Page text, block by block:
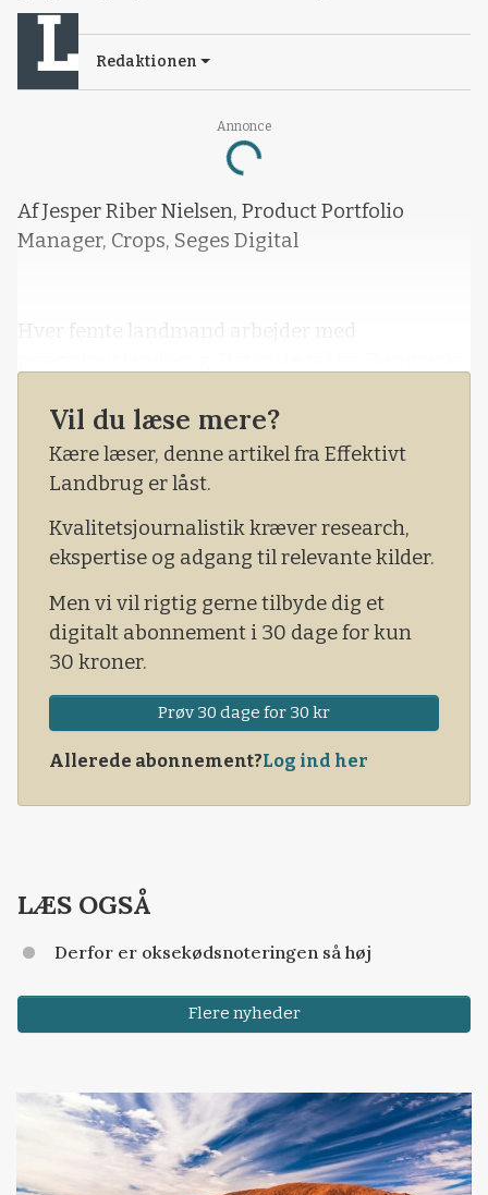
Annonce
Loading...
Redaktionen
Af Jesper Riber Nielsen, Product Portfolio
Manager, Crops, Seges Digital
Hver femte landmand arbejder med
rigtig glade for, at udviklingen går i dén
retning.
Men vi mangler at få det store flertal af
landmændene med på den digitale rejse, og
tallene viste også, at mindre end 5 procent af
Vil du læse mere?
Kære læser, denne artikel fra Effektivt
Landbrug er låst.
Kvalitetsjournalistik kræver research,
ekspertise og adgang til relevante kilder.
Men vi vil rigtig gerne tilbyde dig et
digitalt abonnement i 30 dage for kun
30 kroner.
Prøv 30 dage for 30 kr
Allerede abonnement?Log ind her
LÆS OGSÅ
Derfor er oksekødsnoteringen så høj
Flere nyheder